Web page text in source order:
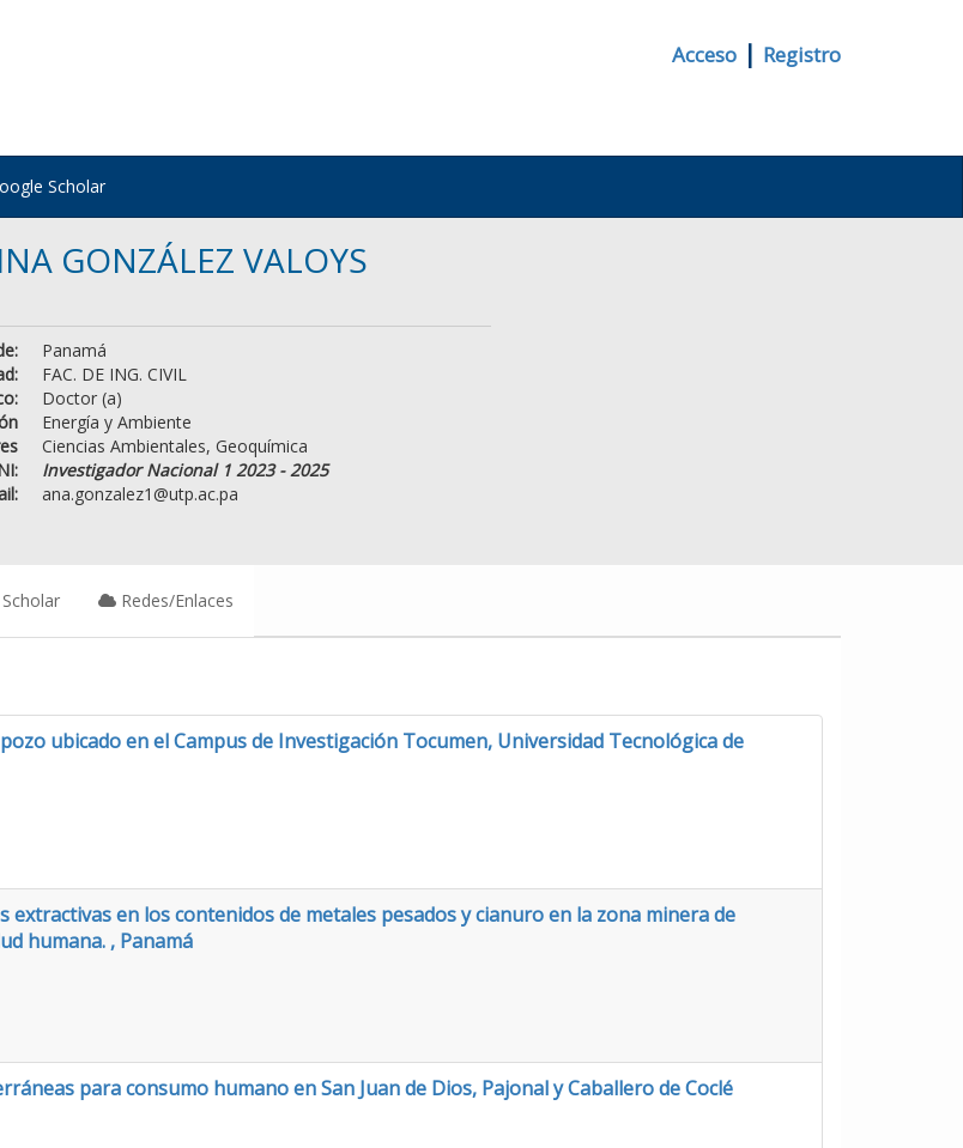
Acceso | Registro
Scholar
GONZÁLEZ VALOYS
Panamá
FAC. DE ING. CIVIL
Doctor (a)
Energía y Ambiente
Ciencias Ambientales, Geoquímica
Investigador Nacional 1 2023 - 2025
ana.gonzalez1@utp.ac.pa
Redes/Enlaces
ubicado en el Campus de Investigación Tocumen, Universidad Tecnológica de
en los contenidos de metales pesados y cianuro en la zona minera de
humana. , Panamá
para consumo humano en San Juan de Dios, Pajonal y Caballero de Coclé